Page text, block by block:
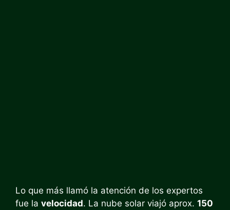
Lo que más llamó la atención de los expertos
fue la velocidad. La nube solar viajó aprox. 150